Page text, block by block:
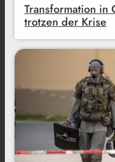
Transformation in
trotzen der Krise